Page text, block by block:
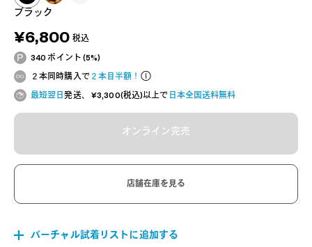
ブラック
¥6,800 税込
340 ポイント (5%)
２本同時購入で２本目半額！
最短翌日発送、 ¥3,300(税込)以上で 日本全国送料無料
オンライン完売
店舗在庫を見る
バーチャル試着リストに追加する